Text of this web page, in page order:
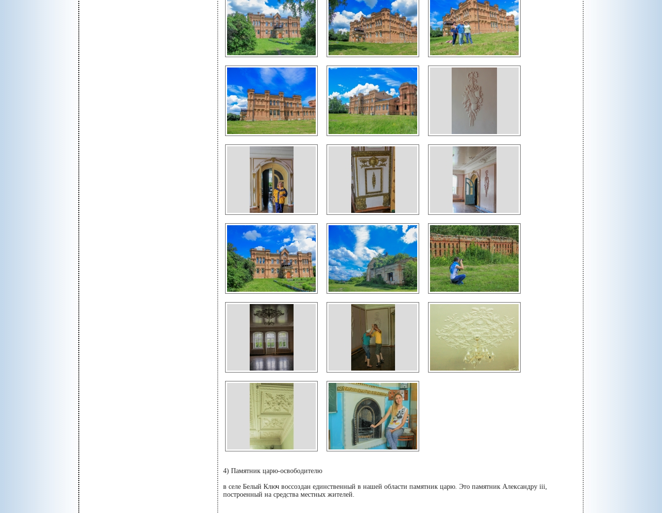
4) Памятник царю-освободителю
в селе Белый Ключ воссоздан единственный в нашей области памятник царю. Это памятник Александру iii,
построенный на средства местных жителей.